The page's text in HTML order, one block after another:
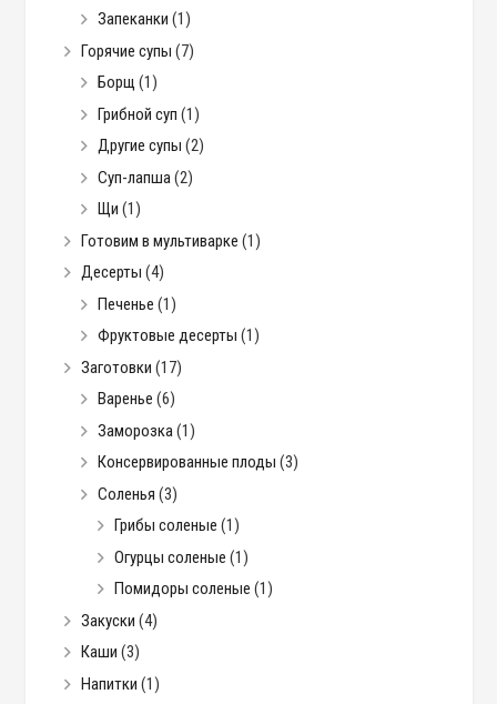
Запеканки (1)
Горячие супы (7)
Борщ (1)
Грибной суп (1)
Другие супы (2)
Суп-лапша(2)
Щи (1)
Готовим в мультиварке (1)
Десерты (4)
Печенье (1)
Фруктовые десерты (1)
Заготовки (17)
Варенье (6)
Заморозка(1)
Консервированные плоды (3)
Соленья (3)
Грибы соленые (1)
Огурцы соленые (1)
Помидоры соленые (1)
Закуски (4)
Каши (3)
Напитки (1)